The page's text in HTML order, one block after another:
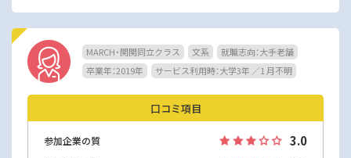
MARCH・関関同立クラス 文系
就職志向：大手老舗
卒業年：2019年
サービス利用時：大学3年 ／1 月不明
口コミ項目
参加企業の質 3.0